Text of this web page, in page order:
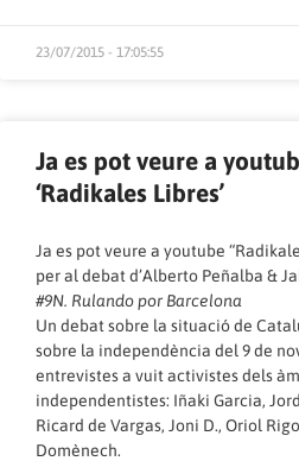
23/07/2015 - 17:05:55
Ja es pot veure a
‘Radikales Libres’
Ja es pot veure a youtube
per al debat d’Alberto Peñalba &
#9N. Rulando por Barcelona
Un debat sobre la situació de
sobre la independència del 9 de
entrevistes a vuit activistes dels
independentistes: Iñaki Garcia,
Ricard de Vargas, Joni D., Oriol
Domènech.